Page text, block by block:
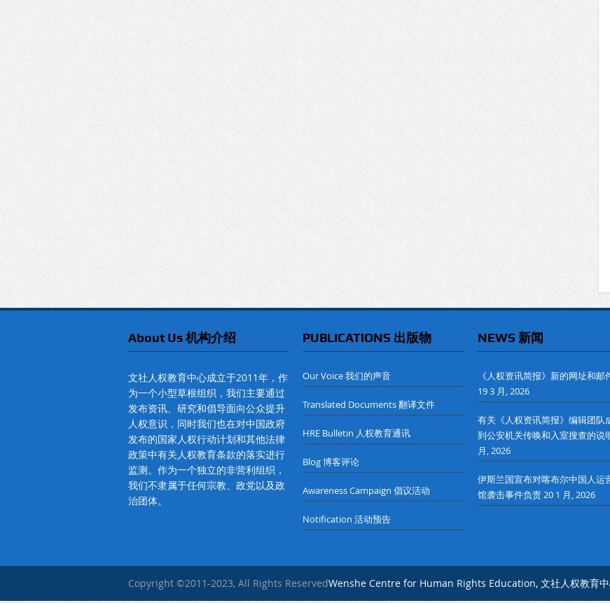
About Us 机构介绍
文社人权教育中心成立于2011年，作
为一个小型草根组织，我们主要通过
发布资讯、研究和倡导面向公众提升
人权意识，同时我们也在对中国政府
发布的国家人权行动计划和其他法律
政策中有关人权教育条款的落实进行
监测。作为一个独立的非营利组织，
我们不隶属于任何宗教、政党以及政
治团体。
PUBLICATIONS 出版物
Our Voice 我们的声音
Translated Documents 翻译文件
HRE Bulletin 人权教育通讯
Blog 博客评论
Awareness Campaign 倡议活动
Notification 活动预告
NEWS 新闻
《人权资讯简报》新的网址和邮
19 3 月, 2026
有关《人权资讯简报》编辑团队
到公安机关传唤和入室搜查的说
月, 2026
伊斯兰国宣布对喀布尔中国人运
馆袭击事件负责20 1 月, 2026
Copyright ©2011-2023, All Rights ReservedWenshe Centre for Human Rights Education, 文社人权教育